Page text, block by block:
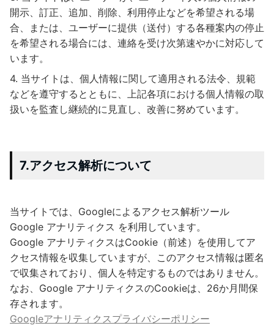
開示、訂正、追加、削除、利用停止などを希望される場
合、または、ユーザーに提供（送付）する各種案内の停止
を希望される場合には、連絡を受け次第速やかに対応して
います。
当サイトは、個人情報に関して適用される法令、規範
などを遵守するとともに、上記各項における個人情報の取
扱いを監査し継続的に見直し、改善に努めています。
7.アクセス解析について
当サイトでは、Googleによるアクセス解析ツール
Google アナリティクス を利用しています。
Google アナリティクスはCookie（前述）を使用してア
クセス情報を収集していますが、このアクセス情報は匿名
で収集されており、個人を特定するものではありません。
なお、Google アナリティクスのCookieは、26か月間保
存されます。
Googleアナリティクスプライバシーポリシー